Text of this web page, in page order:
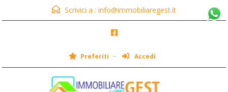
Scrivici a : info@immobiliaregest.it
Preferiti Accedi